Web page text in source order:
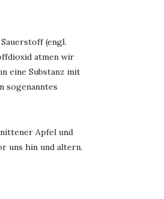
(engl.
atmen wir
eine Substanz mit
sogenanntes
Apfel und
uns hin und altern.